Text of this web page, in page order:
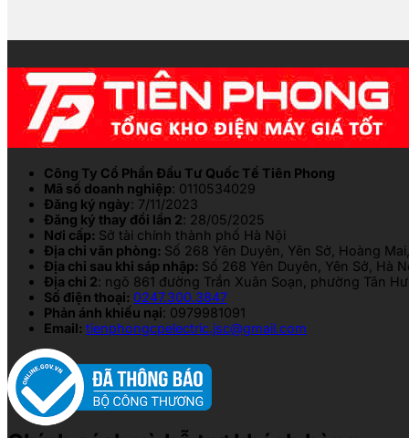
Công Ty Cổ Phần Đầu Tư Quốc Tế Tiên Phong
Mã số doanh nghiệp: 0110534029
Đăng ký ngày: 7/11/2023
Đăng ký thay đổi lần 2: 28/05/2025
Nơi cấp: Sở tài chính thành phố Hà Nội
Địa chỉ văn phòng: Số 268 Yên Duyên, Yên Sở, Hoàng
Địa chỉ sau khi sáp nhập: Số 268 Yên Duyên, Yên Sở, Hà
Địa chỉ 2: ngõ 861 đường Trần Xuân Soạn, phường Tân
Số điện thoại: 0247.300.3847
Phản ánh khiếu nại: 0979981091
Email: tienphongcpelectric.jsc@gmail.com